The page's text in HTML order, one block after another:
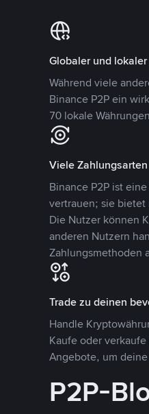
Globaler und
Während viele
Binance P2P ein
70 lokale
Viele Zahlungsarten
Binance P2P ist
vertrauen; sie bietet
Die Nutzer können
anderen Nutzern
Zahlungsmethoden
Trade zu deinen
Handle
Kaufe oder
Angebote, um
P2P-